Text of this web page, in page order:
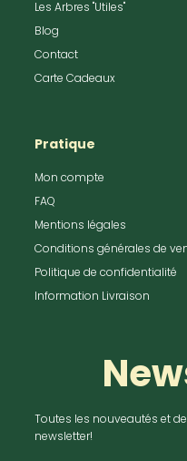
Les Arbres "Utiles"
Blog
Contact
Carte Cadeaux
Pratique
Mon compte
FAQ
Mentions légales
Conditions générales de
Politique de confidentialité
Information Livraison
Toutes les nouveautés et
newsletter!